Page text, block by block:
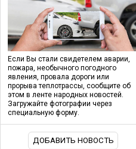
Если Вы стали свидетелем аварии,
пожара, необычного погодного
явления, провала дороги или
прорыва теплотрассы, сообщите об
этом в ленте народных новостей.
Загружайте фотографии через
специальную форму.
ДОБАВИТЬ НОВОСТЬ